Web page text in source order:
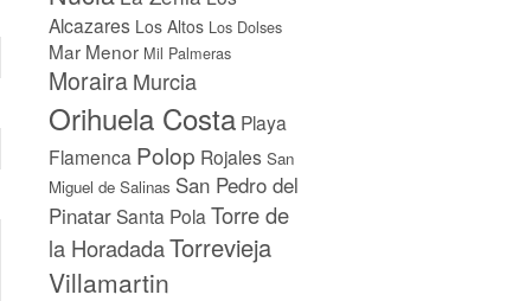
Alcazares Los Altos Los Dolses
Mar Menor Mil Palmeras
MorairaMurcia
Orihuela Costa Playa
Flamenca Polop Rojales San
Miguel de Salinas San Pedro del
PinatarSanta Pola Torre de
la HoradadaTorrevieja
Villamartin